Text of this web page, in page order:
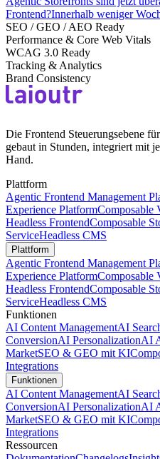
Frontend?Innerhalb weniger
SEO / GEO / AEO Ready
Performance & Core Web Vitals
WCAG 3.0 Ready
Tracking & Analytics
Brand Consistency
Die Frontend Steuerungsebene
gebaut in Stunden, integriert mit
Hand.
Plattform
Agentic Frontend Management
Experience PlatformComposable
Headless FrontendComposable
ServiceHeadless CMS
Plattform
Agentic Frontend Management
Experience PlatformComposable
Headless FrontendComposable
ServiceHeadless CMS
Funktionen
AI Content ManagementAI
ConversionAI PersonalizationAI
MarketSEO & GEO mit KI
Integrations
Funktionen
AI Content ManagementAI
ConversionAI PersonalizationAI
MarketSEO & GEO mit KI
Integrations
Ressourcen